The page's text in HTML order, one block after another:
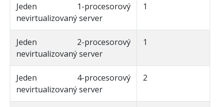
Jeden 1-procesorový
nevirtualizovaný server
1
Jeden 2-procesorový
nevirtualizovaný server
1
Jeden 4-procesorový
nevirtualizovaný server
2